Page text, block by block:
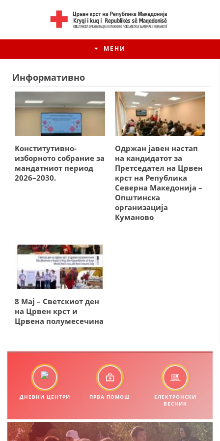
МЕНИ
ИСТОРИЈАТ НА ЦКРМ
СТРУКТУРА И ОРГАНИЗАЦИОНА ПОСТАВЕНОСТ – ОПШТИНСКА
КОНТАКТ ИНФОРМАЦИИ
ЗАКОН ЗА ЦКРМ
ОРГАНИЗАЦИЈА И РАЗВОЈ
РАКОВОДЕН ОДБОР
СТРУКТУРА И ОРГАНИЗАЦИОНА ПОСТАВЕНОСТ
Информативно
Kонститутивно-
изборното собрание за
мандатниот период
2026–2030.
Одржан јавен настап
на кандидатот за
Претседател на Црвен
крст на Република
Северна Македонија –
Општинска
организација
Куманово
8 Мај – Светскиот ден
на Црвен крст и
Црвена полумесечина
ДНЕВНИ ЦЕНТРИ ПРВА ПОМОШ
ЕЛЕКТРОНСКИ
ВЕСНИК